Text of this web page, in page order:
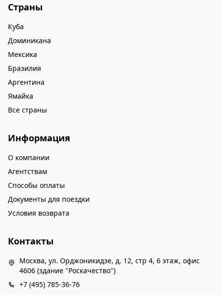
Страны
Куба
Доминикана
Мексика
Бразилия
Аргентина
Ямайка
Все страны
Информация
О компании
Агентствам
Способы оплаты
Документы для поездки
Условия возврата
Контакты
Москва, ул. Орджоникидзе, д. 12, стр 4, 6 этаж, офис
4606 (здание "Роскачество")
+7 (495) 785-36-76